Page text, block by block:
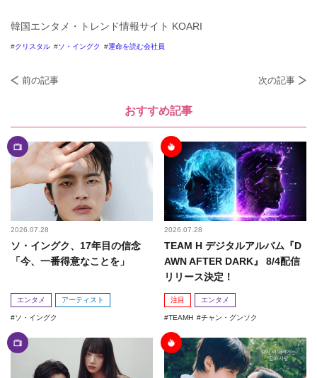
韓国エンタメ・トレンド情報サイト KOARI
クリスタル ソ・イングク 運命を読む会社員
前の記事 次の記事
おすすめ記事
2026.07.28
ソ・イングク、17年目の信念
「今、一番得意なことを」
エンタメ アーティスト
ソ・イングク
2026.07.28
TEAM H デジタルアルバム『D
AWN AFTER DARK』 8/4配信
リリース決定！
注目 エンタメ
TEAMH チャン・グンソク